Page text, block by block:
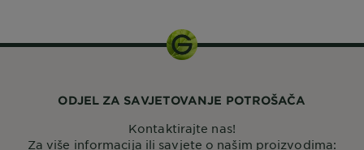
ODJEL ZA SAVJETOVANJE POTROŠAČA
Kontaktirajte nas!
Za više informacija ili savjete o našim proizvodima: